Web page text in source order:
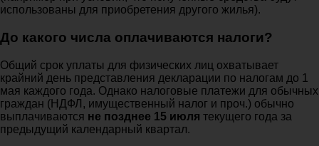
использованы для приобретения другого жилья).
До какого числа оплачиваются налоги?
Общий срок уплаты для физических лиц охватывает
крайний день представления декларации по налогам до 1
мая каждого года. Однако налоговые платежи для обычных
граждан (НДФЛ, имущественный налог и проч.) обычно
выплачиваются не позднее 15 июля текущего года за
предыдущий календарный квартал.